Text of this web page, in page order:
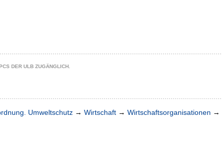
DER ULB ZUGÄNGLICH.
Umweltschutz → Wirtschaft → Wirtschaftsorganisationen →